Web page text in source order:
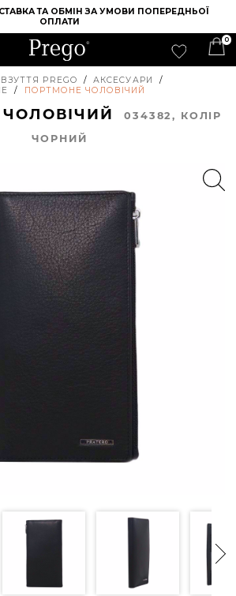
ТА ОБМІН ЗА УМОВИ ПОПЕРЕДНЬОЇ
ОПЛАТИ
0
PREGO / АКСЕСУАРИ
/
/ ПОРТМОНЕ ЧОЛОВІЧИЙ
ЧОЛОВІЧИЙ034382, КОЛIР
ЧОРНИЙ